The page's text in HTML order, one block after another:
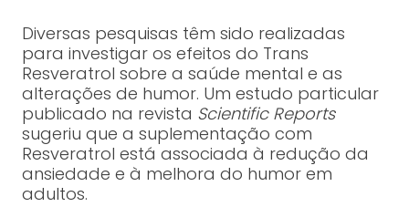
Diversas pesquisas têm sido realizadas
para investigar os efeitos do Trans
Resveratrol sobre a saúde mental e as
alterações de humor. Um estudo particular
publicado na revista Scientific Reports
sugeriu que a suplementação com
Resveratrol está associada à redução da
ansiedade e à melhora do humor em
adultos.